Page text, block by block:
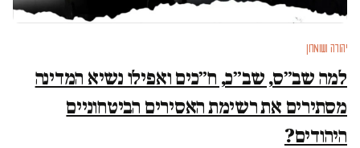
יהודה ושומרון
למה שב״ס, שב״כ, ח״כים ואפילו נשיא המדינה
מסתירים את רשימת האסירים הביטחוניים
היהודים?